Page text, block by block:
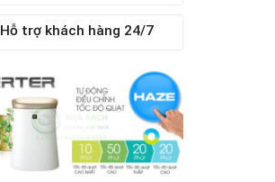
Hỗ trợ khách hàng 24/7